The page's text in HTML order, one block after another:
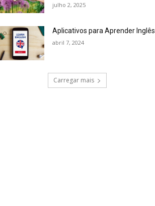
julho 2, 2025
Aplicativos para Aprender Inglês
abril 7, 2024
Carregar mais